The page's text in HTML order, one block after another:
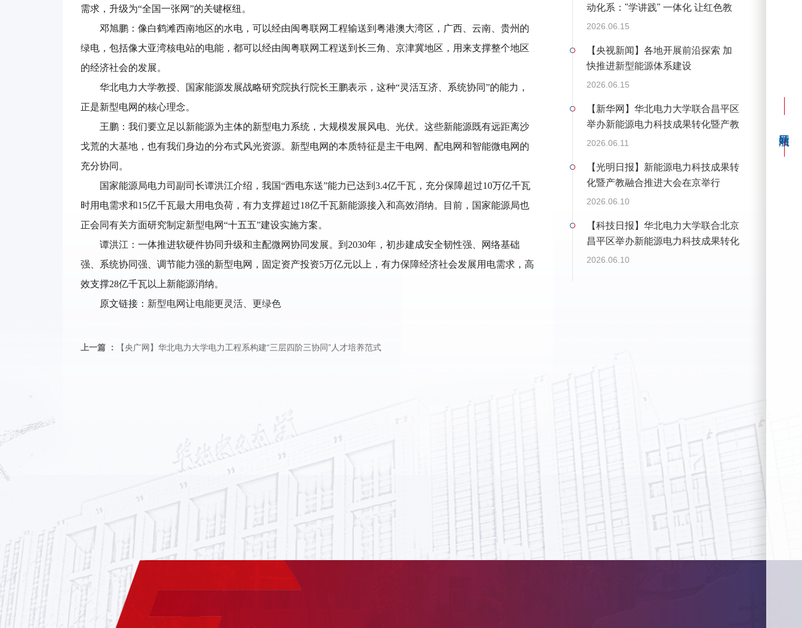
需求，升级为“全国一张网”的关键枢纽。
邓旭鹏：像白鹤滩西南地区的水电，可以经由闽粤联网工程输送到粤港澳大湾区，广西、云南、贵州的
绿电，包括像大亚湾核电站的电能，都可以经由闽粤联网工程送到长三角、京津冀地区，用来支撑整个地区
的经济社会的发展。
华北电力大学教授、国家能源发展战略研究院执行院长王鹏表示，这种“灵活互济、系统协同”的能力，
正是新型电网的核心理念。
王鹏：我们要立足以新能源为主体的新型电力系统，大规模发展风电、光伏。这些新能源既有远距离沙
戈荒的大基地，也有我们身边的分布式风光资源。新型电网的本质特征是主干电网、配电网和智能微电网的
充分协同。
国家能源局电力司副司长谭洪江介绍，我国“西电东送”能力已达到3.4亿千瓦，充分保障超过10万亿千瓦
时用电需求和15亿千瓦最大用电负荷，有力支撑超过18亿千瓦新能源接入和高效消纳。目前，国家能源局也
正会同有关方面研究制定新型电网“十五五”建设实施方案。
谭洪江：一体推进软硬件协同升级和主配微网协同发展。到2030年，初步建成安全韧性强、网络基础
强、系统协同强、调节能力强的新型电网，固定资产投资5万亿元以上，有力保障经济社会发展用电需求，高
效支撑28亿千瓦以上新能源消纳。
原文链接： 新型电网让电能更灵活、更绿色
上一篇 ： 【央广网】华北电力大学电力工程系构建“三层四阶三协同”人才培养范式
动化系："学讲践" 一体化 让红色教
育浸润青年初心
2026.06.15
【央视新闻】各地开展前沿探索 加
快推进新型能源体系建设
2026.06.15
【新华网】华北电力大学联合昌平区
举办新能源电力科技成果转化暨产教
融合推进大会
2026.06.11
【光明日报】新能源电力科技成果转
化暨产教融合推进大会在京举行
2026.06.10
【科技日报】华北电力大学联合北京
昌平区举办新能源电力科技成果转化
暨产教融合推进大会
2026.06.10